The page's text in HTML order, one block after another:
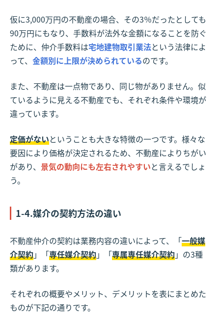
仮に3,000万円の不動産の場合、その3％だったとしても
90万円にもなり、手数料が法外な金額になることを防ぐ
ために、仲介手数料は宅地建物取引業法という法律によ
って、 金額別に上限が決められているのです。
また、不動産は一点物であり、同じ物がありません。似
ているように見える不動産でも、それぞれ条件や環境が
違っています。
定価がないということも大きな特徴の一つです。様々な
要因により価格が決定されるため、不動産によりちがい
があり、 景気の動向にも左右されやすいと言えるでしょ
う。
1-4.媒介の契約方法の違い
不動産仲介の契約は業務内容の違いによって、「一般媒
介契約」「専任媒介契約」「専属専任媒介契約」の3種
類があります。
それぞれの概要やメリット、デメリットを表にまとめた
ものが下記の通りです。